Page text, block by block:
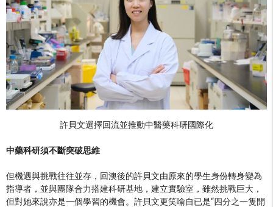
許貝文選擇回流並推動中醫藥科研國際化
中藥科研須不斷突破思維
但機遇與挑戰往往並存，回澳後的許貝文由原來的學生身份轉身變為
指導者，並與團隊合力搭建科研基地，建立實驗室，雖然挑戰巨大，
但對她來說亦是一個學習的機會。許貝文更笑喻自已是“四分之一隻開